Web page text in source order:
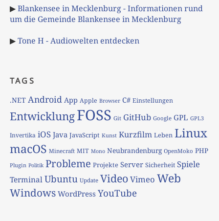
▶Blankensee in Mecklenburg - Informationen rund
um die Gemeinde Blankensee in Mecklenburg
▶Tone H - Audiowelten entdecken
TAGS
.NET Android App Apple Browser C# Einstellungen
EntwicklungFOSS Git GitHub Google GPL GPL3
Invertika iOS Java JavaScript Kunst Kurzfilm Leben Linux
macOS Minecraft MIT Mono Neubrandenburg OpenMoko PHP
Plugin Politik Probleme Projekte Server Sicherheit Spiele
TerminalUbuntu Update VideoVimeo Web
Windows WordPress YouTube